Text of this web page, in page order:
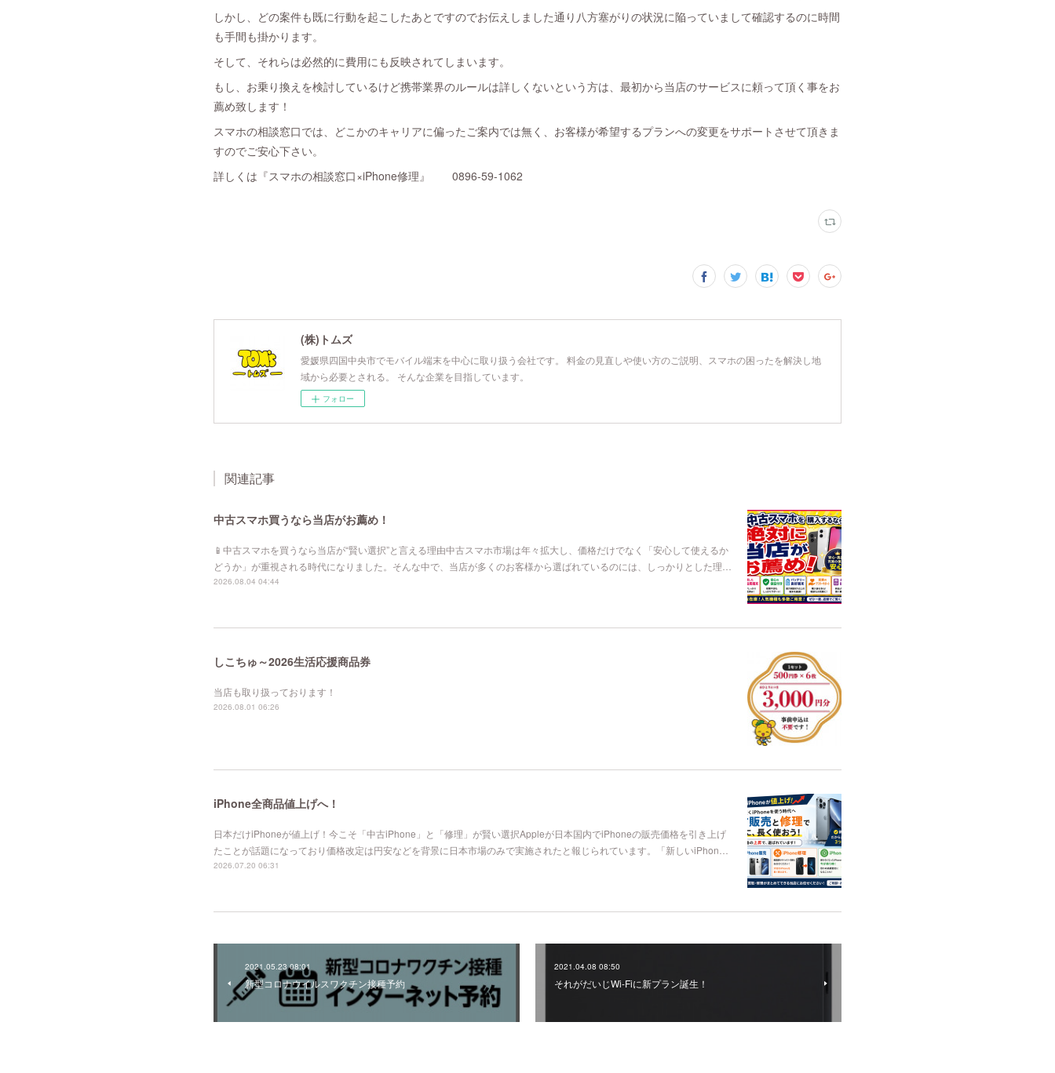
しかし、どの案件も既に行動を起こしたあとですのでお伝えしました通り八方塞がりの状況に陥っていまして確認するのに時間
も手間も掛かります。
そして、それらは必然的に費用にも反映されてしまいます。
もし、お乗り換えを検討しているけど携帯業界のルールは詳しくないという方は、最初から当店のサービスに頼って頂く事をお
薦め致します！
スマホの相談窓口では、どこかのキャリアに偏ったご案内では無く、お客様が希望するプランへの変更をサポートさせて頂きま
すのでご安心下さい。
詳しくは『スマホの相談窓口×iPhone修理』 0896-59-1062
(株)トムズ
愛媛県四国中央市でモバイル端末を中心に取り扱う会社です。 料金の見直しや使い方のご説明、スマホの困ったを解決し地
域から必要とされる。 そんな企業を目指しています。
フォロー
関連記事
中古スマホ買うなら当店がお薦め！
📱中古スマホを買うなら当店が“賢い選択”と言える理由中古スマホ市場は年々拡大し、価格だけでなく「安心して使えるか
どうか」が重視される時代になりました。そんな中で、当店が多くのお客様から選ばれているのには、しっかりとした理…
2026.08.04 04:44
しこちゅ～2026生活応援商品券
当店も取り扱っております！
2026.08.01 06:26
iPhone全商品値上げへ！
日本だけiPhoneが値上げ！今こそ「中古iPhone」と「修理」が賢い選択Appleが日本国内でiPhoneの販売価格を引き上げ
たことが話題になっており価格改定は円安などを背景に日本市場のみで実施されたと報じられています。「新しいiPhon…
2026.07.20 06:31
2021.05.23 08:01
新型コロナウイルスワクチン接種予約
2021.04.08 08:50
それがだいじWi-Fiに新プラン誕生！